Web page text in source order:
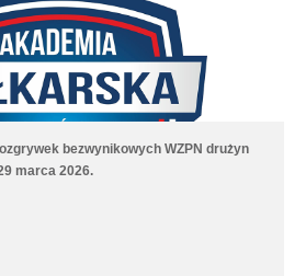
bezwynikowych WZPN drużyn
marca 2026.